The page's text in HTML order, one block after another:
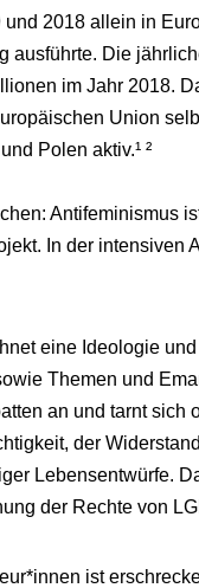
2018 allein in
ausführte. Die
im Jahr 2018.
Union
Polen aktiv.¹ ²
Antifeminismus
In der intensiven
eine Ideologie
Themen und
an und tarnt sich
der
Lebensentwürfe.
der Rechte von
ist